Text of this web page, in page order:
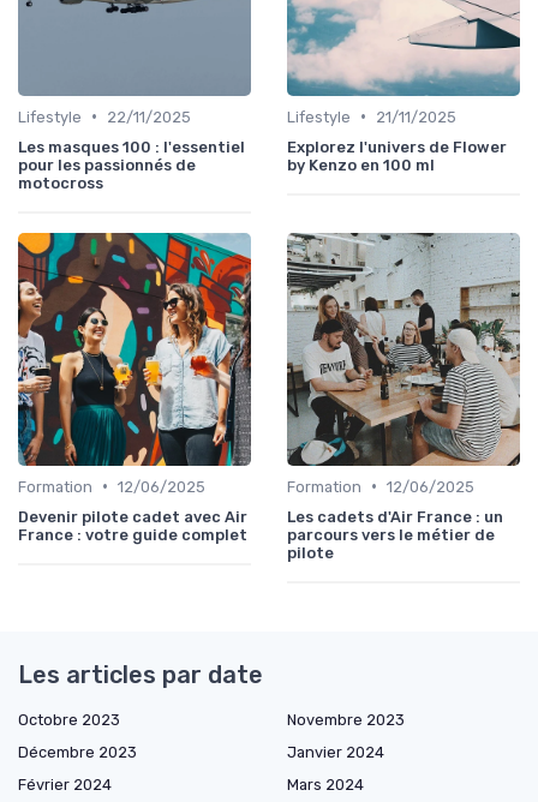
Lifestyle •
22/11/2025
Les masques 100 : l'essentiel
pour les passionnés de
motocross
Lifestyle •
21/11/2025
Explorez l'univers de Flower
by Kenzo en 100 ml
Formation • 12/06/2025
Devenir pilote cadet avec Air
France : votre guide complet
Formation • 12/06/2025
Les cadets d'Air France : un
parcours vers le métier de
pilote
Les articles par date
Octobre 2023
Novembre 2023
Décembre 2023
Janvier 2024
Février 2024
Mars 2024